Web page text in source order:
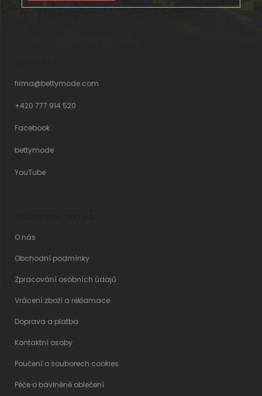
firma@bettymode.com
+420 777 914 520
Facebook
bettymode
YouTube
O nás
Obchodní podmínky
Zpracování osobních údajů
Vrácení zboží a reklamace
Doprava a platba
Kontaktní osoby
Poučení o souborech cookies
Péče o bavlněné oblečení